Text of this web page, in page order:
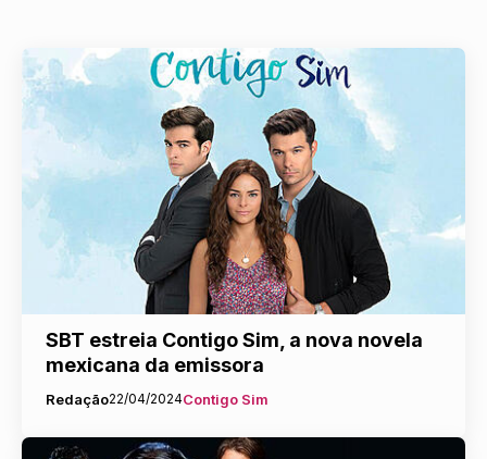
SBT estreia Contigo Sim, a nova novela
mexicana da emissora
Redação22/04/2024Contigo Sim